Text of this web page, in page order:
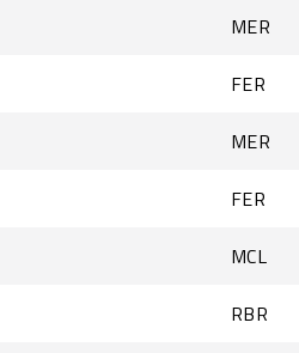
MER
FER
MER
FER
MCL
RBR